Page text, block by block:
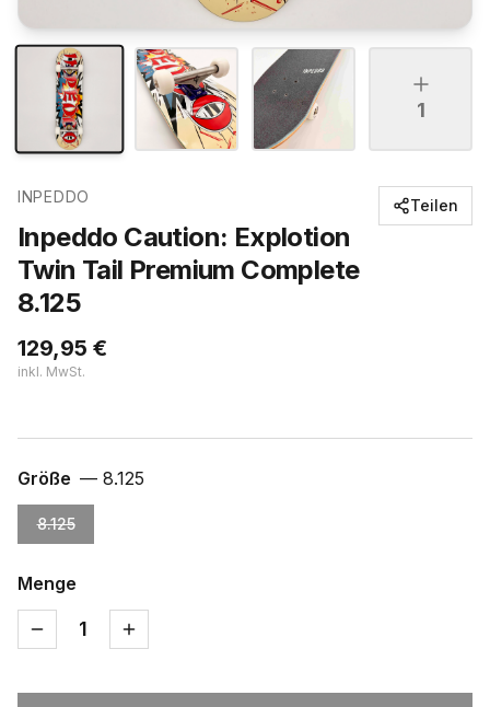
1
INPEDDO
Inpeddo Caution: Explotion
Twin Tail Premium Complete
8.125
129,95 €
inkl. MwSt.
Teilen
Größe — 8.125
8.125
Menge
1